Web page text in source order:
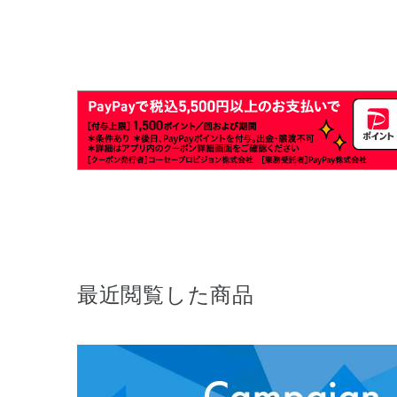
最近閲覧した商品